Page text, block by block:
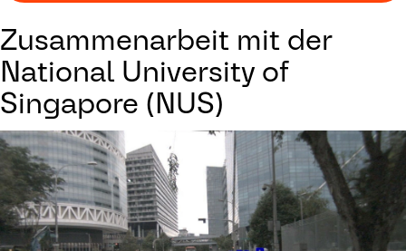
Zusammenarbeit mit der
National University of
Singapore (NUS)